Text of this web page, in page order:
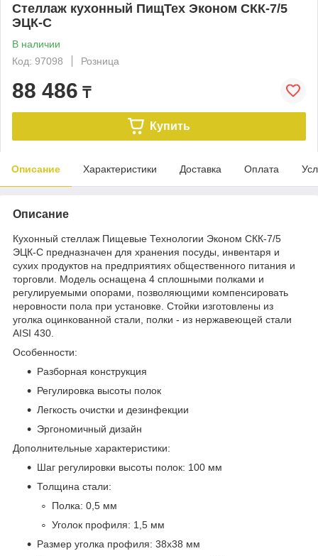
Стеллаж кухонный ПищТех Эконом СКК-7/5
ЭЦК-С
В наличии
Код: 97098
Розница
88 486 ₸
Купить
Описание Характеристики Доставка Оплата
Описание
Кухонный стеллаж Пищевые Технологии Эконом СКК-7/5
ЭЦК-С предназначен для хранения посуды, инвентаря и
сухих продуктов на предприятиях общественного питания и
торговли. Модель оснащена 4 сплошными полками и
регулируемыми опорами, позволяющими компенсировать
неровности пола при установке. Стойки изготовлены из
уголка оцинкованной стали, полки - из нержавеющей стали
AISI 430.
Особенности:
Разборная конструкция
Регулировка высоты полок
Легкость очистки и дезинфекции
Эргономичный дизайн
Дополнительные характеристики:
Шаг регулировки высоты полок: 100 мм
Толщина стали:
Полка: 0,5 мм
Уголок профиля: 1,5 мм
Размер уголка профиля: 38х38 мм